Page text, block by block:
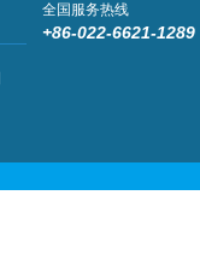
全国服务热线
+86-022-6621-1289